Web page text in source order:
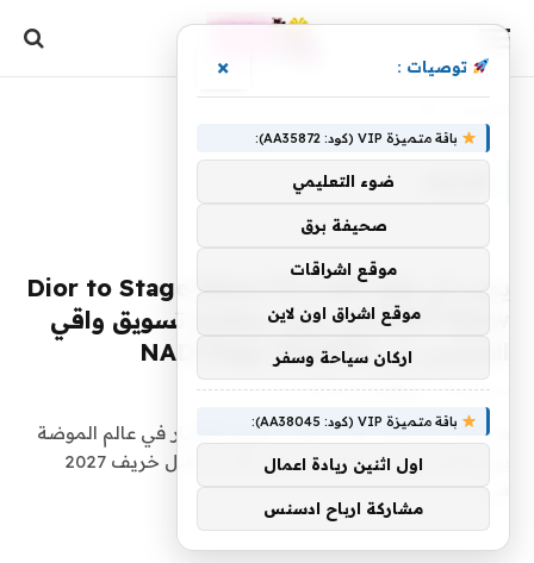
يجب أن تقرأ: Dior to Stage Show Pre-Fall
2027 Show في دبلن، مطالبة تسويق واقي
الشمس من NAD Flags Vacation
بواسطة yaraa 22 يوليو، 2026 0
هذه هي القصص التي تتصدر عناوين الأخبار في عالم الموضة
يوم الأربعاء.ديور تستضيف عرض أزياء ما قبل خريف 2027
في…
توصيات : ×
باقة متميزة VIP (كود: AA35872):
ضوء التعليمي
صحيفة برق
موقع اشراقات
موقع اشراق اون لاين
اركان سياحة وسفر
باقة متميزة VIP (كود: AA38045):
اول اثنين ريادة اعمال
مشاركة ارباح ادسنس